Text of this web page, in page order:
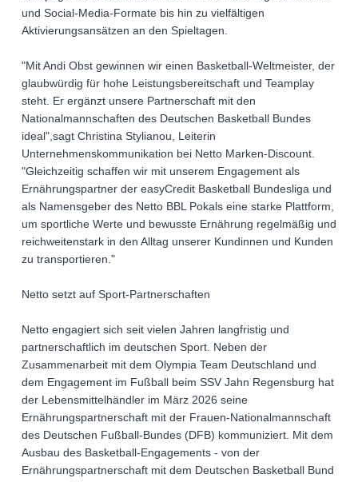
und Social-Media-Formate bis hin zu vielfältigen
Aktivierungsansätzen an den Spieltagen.
"Mit Andi Obst gewinnen wir einen Basketball-Weltmeister, der
glaubwürdig für hohe Leistungsbereitschaft und Teamplay
steht. Er ergänzt unsere Partnerschaft mit den
Nationalmannschaften des Deutschen Basketball Bundes
ideal",sagt Christina Stylianou, Leiterin
Unternehmenskommunikation bei Netto Marken-Discount.
"Gleichzeitig schaffen wir mit unserem Engagement als
Ernährungspartner der easyCredit Basketball Bundesliga und
als Namensgeber des Netto BBL Pokals eine starke Plattform,
um sportliche Werte und bewusste Ernährung regelmäßig und
reichweitenstark in den Alltag unserer Kundinnen und Kunden
zu transportieren."
Netto setzt auf Sport-Partnerschaften
Netto engagiert sich seit vielen Jahren langfristig und
partnerschaftlich im deutschen Sport. Neben der
Zusammenarbeit mit dem Olympia Team Deutschland und
dem Engagement im Fußball beim SSV Jahn Regensburg hat
der Lebensmittelhändler im März 2026 seine
Ernährungspartnerschaft mit der Frauen-Nationalmannschaft
des Deutschen Fußball-Bundes (DFB) kommuniziert. Mit dem
Ausbau des Basketball-Engagements - von der
Ernährungspartnerschaft mit dem Deutschen Basketball Bund